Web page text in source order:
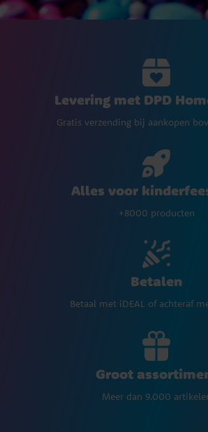
Levering met DPD
Gratis verzending bij aankopen
Alles voor
+8000 producten
Betalen
Betaal met iDEAL of achteraf
Groot
Meer dan 9.000